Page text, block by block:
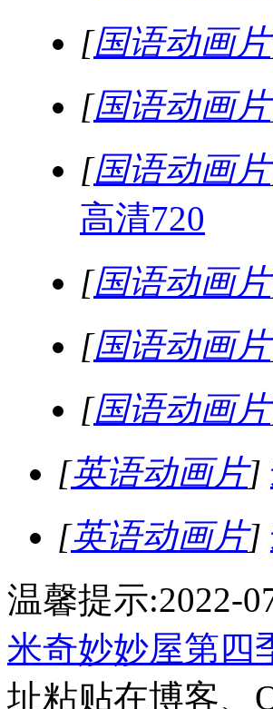
[国语动画片
[国语动画片
[国语动画片
高清720
[国语动画片
[国语动画片
[国语动画片
[英语动画片]
[英语动画片]
温馨提示:2022-
米奇妙妙屋第四
址粘贴在博客、